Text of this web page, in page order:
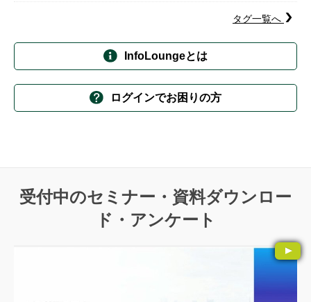
タグ一覧へ
InfoLoungeとは
ログインでお困りの方
受付中のセミナー・資料ダウンロー
ド・アンケート